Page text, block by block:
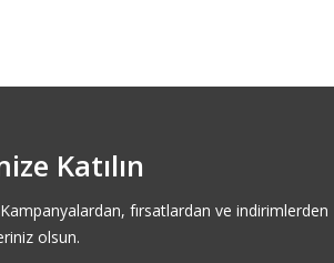
Katılın
fırsatlardan ve indirimlerden
olsun.